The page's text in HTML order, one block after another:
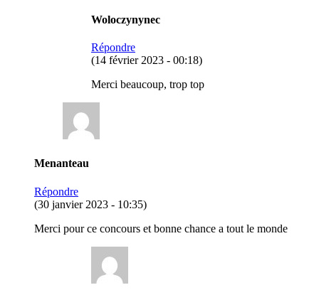
Woloczynynec
Répondre
(14 février 2023 - 00:18)
Merci beaucoup, trop top
Menanteau
Répondre
(30 janvier 2023 - 10:35)
Merci pour ce concours et bonne chance a tout le monde